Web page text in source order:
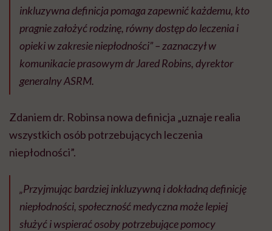
inkluzywna definicja pomaga zapewnić każdemu, kto
pragnie założyć rodzinę, równy dostęp do leczenia i
opieki w zakresie niepłodności” – zaznaczył w
komunikacie prasowym dr Jared Robins, dyrektor
generalny ASRM.
Zdaniem dr. Robinsa nowa definicja „uznaje realia
wszystkich osób potrzebujących leczenia
niepłodności”.
„Przyjmując bardziej inkluzywną i dokładną definicję
niepłodności, społeczność medyczna może lepiej
służyć i wspierać osoby potrzebujące pomocy